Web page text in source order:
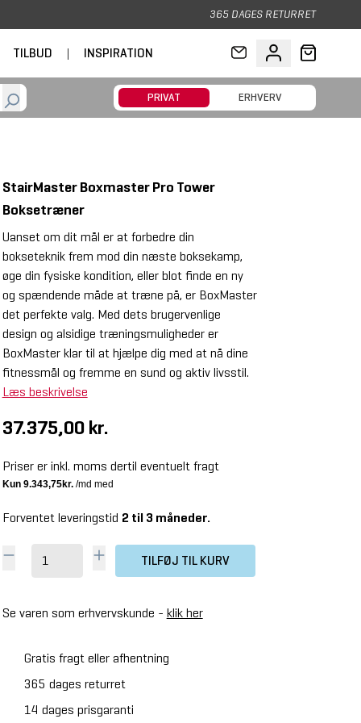
365 DAGES RETURRET
TILBUD | INSPIRATION
PRIVAT ERHVERV
StairMaster Boxmaster Pro Tower
Boksetræner
Uanset om dit mål er at forbedre din
bokseteknik frem mod din næste boksekamp,
øge din fysiske kondition, eller blot finde en ny
og spændende måde at træne på, er BoxMaster
det perfekte valg. Med dets brugervenlige
design og alsidige træningsmuligheder er
BoxMaster klar til at hjælpe dig med at nå dine
fitnessmål og fremme en sund og aktiv livsstil.
Læs beskrivelse
37.375,00 kr.
Priser er inkl. moms dertil eventuelt fragt
Forventet leveringstid 2 til 3 måneder.
TILFØJ TIL KURV
Se varen som erhvervskunde - klik her
Gratis fragt eller afhentning
365 dages returret
14 dages prisgaranti